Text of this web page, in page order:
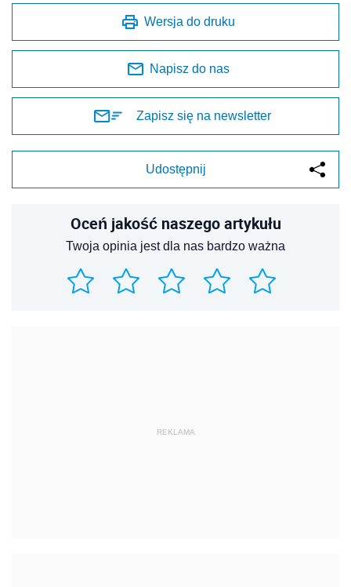
Wersja do druku
Napisz do nas
Zapisz się na newsletter
Udostępnij
Oceń jakość naszego artykułu
Twoja opinia jest dla nas bardzo ważna
REKLAMA